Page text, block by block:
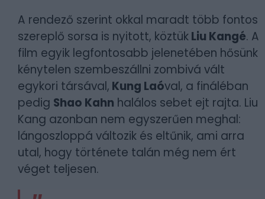
A rendező szerint okkal maradt több fontos
szereplő sorsa is nyitott, köztükLiu Kangé. A
film egyik legfontosabb jelenetében hősünk
kénytelen szembeszállni zombivá vált
egykori társával, Kung Laóval, a fináléban
pedig Shao Kahn halálos sebet ejt rajta. Liu
Kang azonban nem egyszerűen meghal:
lángoszloppá változik és eltűnik, ami arra
utal, hogy története talán még nem ért
véget teljesen.